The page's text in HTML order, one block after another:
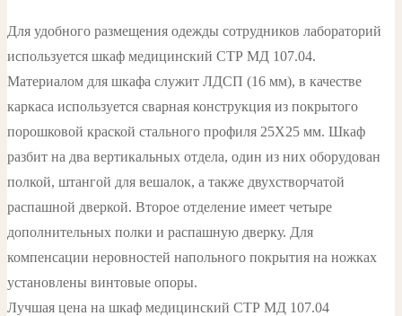
белый
Для удобного размещения одежды сотрудников лабораторий
используется шкаф медицинский СТР МД 107.04.
Материалом для шкафа служит ЛДСП (16 мм), в качестве
каркаса используется сварная конструкция из покрытого
порошковой краской стального профиля 25Х25 мм. Шкаф
разбит на два вертикальных отдела, один из них оборудован
полкой, штангой для вешалок, а также двухстворчатой
распашной дверкой. Второе отделение имеет четыре
дополнительных полки и распашную дверку. Для
компенсации неровностей напольного покрытия на ножках
установлены винтовые опоры.
Лучшая цена на шкаф медицинский СТР МД 107.04